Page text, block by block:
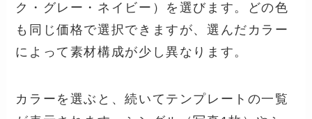
ク・グレー・ネイビー）を選びます。どの色
も同じ価格で選択できますが、選んだカラー
によって素材構成が少し異なります。
カラーを選ぶと、続いてテンプレートの一覧